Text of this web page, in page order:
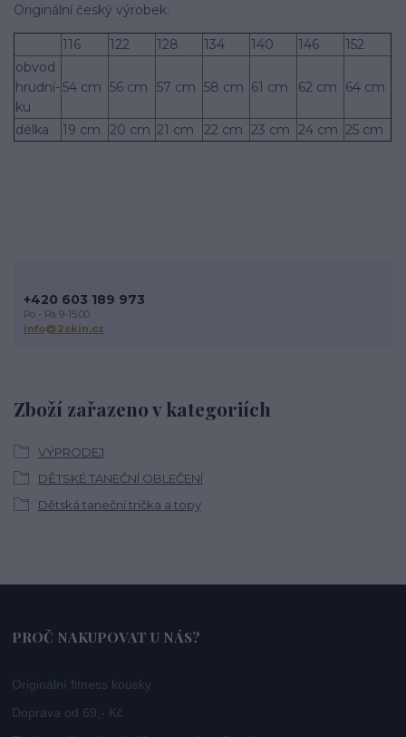
Originální­ český výrobek.
116 122 128 134 140 146
152
obvod
hrudní­
ku
54 cm 56 cm 57 cm 58 cm 61 cm 62 cm 64 cm
délka 19 cm 20 cm 21 cm 22 cm 23 cm 24 cm 25 cm
Zboží zařazeno v kategoriích
VÝPRODEJ
DĚTSKÉ TANEČNÍ OBLEČENÍ
Dětská taneční trička a topy
+420 603 189 973
Po - Pá 9-15:00
info@2skin.cz
PROČ NAKUPOVAT U NÁS?
Originální fitness kousky
Doprava od 69,- Kč